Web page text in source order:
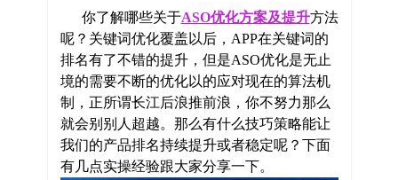
行业干货
EN
你了解哪些关于ASO优化方案及提升方法
呢？关键词优化覆盖以后，APP在关键词的
排名有了不错的提升，但是ASO优化是无止
境的需要不断的优化以的应对现在的算法机
制，正所谓长江后浪推前浪，你不努力那么
就会别别人超越。那么有什么技巧策略能让
我们的产品排名持续提升或者稳定呢？下面
有几点实操经验跟大家分享一下。